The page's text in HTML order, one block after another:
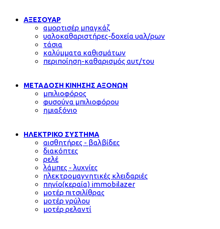
ΑΞΕΣΟΥΑΡ
αμορτισέρ μπαγκάζ
υαλοκαθαριστήρες-δοχεία υαλ/ρων
τάσια
καλύμματα καθισμάτων
περιποίηση-καθαρισμός αυτ/του
ΜΕΤΑΔΟΣΗ ΚΙΝΗΣΗΣ ΑΞΟΝΩΝ
μπιλιοφόρος
φυσούνα μπιλιοφόρου
ημιαξόνιο
ΗΛΕΚΤΡΙΚΟ ΣΥΣΤΗΜΑ
αισθητήρες - βαλβίδες
διακόπτες
ρελέ
λάμπες - λυχνίες
ηλεκτρομαγνητικές κλειδαριές
πηνίο(κεραία) immobilazer
μοτέρ πιτσιλίθρας
μοτέρ γρύλου
μοτέρ ρελαντί